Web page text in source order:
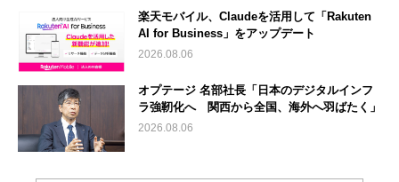
楽天モバイル、Claudeを活用して「Rakuten
AI for Business」をアップデート
2026.08.06
オプテージ 名部社長「日本のデジタルインフ
ラ強靭化へ 関西から全国、海外へ羽ばたく」
2026.08.06